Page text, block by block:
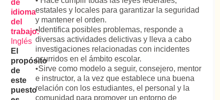
de
idioma
del
trabajo:
Inglés
El
propósito
de
este
puesto
estatales y locales para garantizar la seguridad
y mantener el orden.
•Identifica posibles problemas, responde a
diversas actividades delictivas y lleva a cabo
investigaciones relacionadas con incidentes
ocurridos en el ámbito escolar.
•Sirve como modelo a seguir, consejero, mentor
e instructor, a la vez que establece una buena
relación con los estudiantes, el personal y la
comunidad para promover un entorno de